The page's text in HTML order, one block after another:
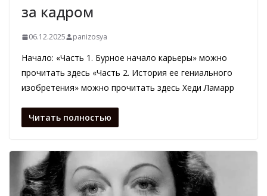
за кадром
06.12.2025 panizosya
Начало: «Часть 1. Бурное начало карьеры» можно
прочитать здесь «Часть 2. История ее гениального
изобретения» можно прочитать здесь Хеди Ламарр
Читать полностью